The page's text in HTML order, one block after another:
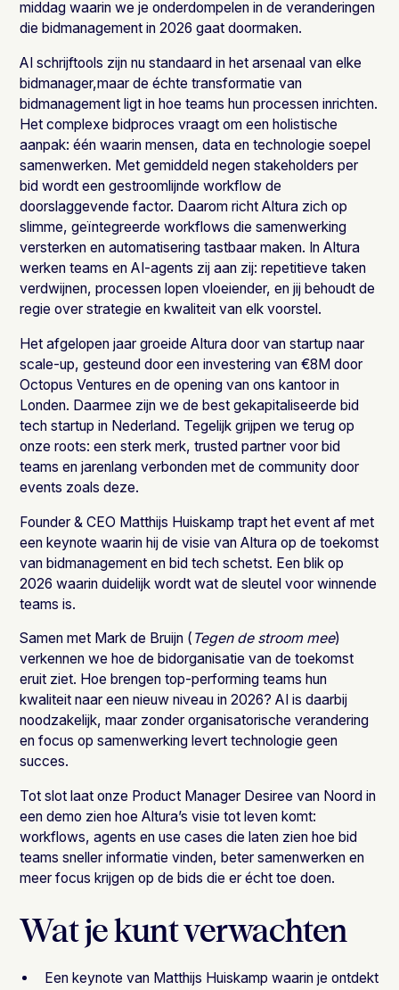
middag waarin we je onderdompelen in de veranderingen
die bidmanagement in 2026 gaat doormaken.
AI schrijftools zijn nu standaard in het arsenaal van elke
bidmanager,maar de échte transformatie van
bidmanagement ligt in hoe teams hun processen inrichten.
Het complexe bidproces vraagt om een holistische
aanpak: één waarin mensen, data en technologie soepel
samenwerken. Met gemiddeld negen stakeholders per
bid wordt een gestroomlijnde workflow de
doorslaggevende factor. Daarom richt Altura zich op
slimme, geïntegreerde workflows die samenwerking
versterken en automatisering tastbaar maken. In Altura
werken teams en AI-agents zij aan zij: repetitieve taken
verdwijnen, processen lopen vloeiender, en jij behoudt de
regie over strategie en kwaliteit van elk voorstel.
Het afgelopen jaar groeide Altura door van startup naar
scale-up, gesteund door een investering van €8M door
Octopus Ventures en de opening van ons kantoor in
Londen. Daarmee zijn we de best gekapitaliseerde bid
tech startup in Nederland. Tegelijk grijpen we terug op
onze roots: een sterk merk, trusted partner voor bid
teams en jarenlang verbonden met de community door
events zoals deze.
Founder & CEO Matthijs Huiskamp trapt het event af met
een keynote waarin hij de visie van Altura op de toekomst
van bidmanagement en bid tech schetst. Een blik op
2026 waarin duidelijk wordt wat de sleutel voor winnende
teams is.
Samen met Mark de Bruijn ( Tegen de stroom mee)
verkennen we hoe de bidorganisatie van de toekomst
eruit ziet. Hoe brengen top-performing teams hun
kwaliteit naar een nieuw niveau in 2026? AI is daarbij
noodzakelijk, maar zonder organisatorische verandering
en focus op samenwerking levert technologie geen
succes.
Tot slot laat onze Product Manager Desiree van Noord in
een demo zien hoe Altura’s visie tot leven komt:
workflows, agents en use cases die laten zien hoe bid
teams sneller informatie vinden, beter samenwerken en
meer focus krijgen op de bids die er écht toe doen.
Wat je kunt verwachten
Een keynote van Matthijs Huiskamp waarin je ontdekt